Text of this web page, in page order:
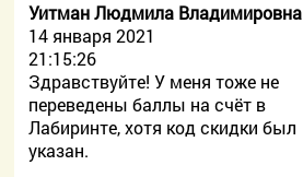
Уитман Людмила Владимировна
14 января 2021
21:15:26
Здравствуйте! У меня тоже не
переведены баллы на счёт в
Лабиринте, хотя код скидки был
указан.